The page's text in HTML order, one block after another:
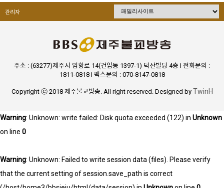
관리자
주소 : (63277)제주시 임항로 14(건입동 1397-1) 덕산빌딩 4층 I 전화문의 :
1811-0818 I 팩스문의 : 070-8147-0818
Copyright ⓒ 2018 제주불교방송. All right reserved. Designed by TwinH
Warning: Unknown: write failed: Disk quota exceeded (122) in Unknown
on line 0
Warning: Unknown: Failed to write session data (files). Please verify
that the current setting of session.save_path is correct